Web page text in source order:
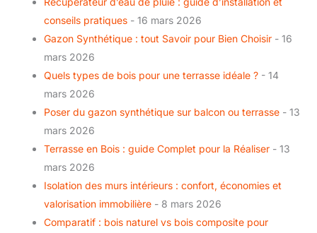
conseils pratiques - 16 mars 2026
Gazon Synthétique : tout Savoir pour Bien Choisir - 16
mars 2026
Quels types de bois pour une terrasse idéale ? - 14
mars 2026
Poser du gazon synthétique sur balcon ou terrasse - 13
mars 2026
Terrasse en Bois : guide Complet pour la Réaliser - 13
mars 2026
Isolation des murs intérieurs : confort, économies et
valorisation immobilière - 8 mars 2026
Comparatif : bois naturel vs bois composite pour